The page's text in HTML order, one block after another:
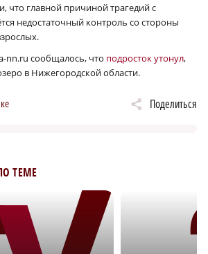
что главной причиной трагедий с
недостаточный контроль со стороны
nn.ru сообщалось, что подросток утонул,
в Нижегородской области.
Поделиться
ТЕМЕ